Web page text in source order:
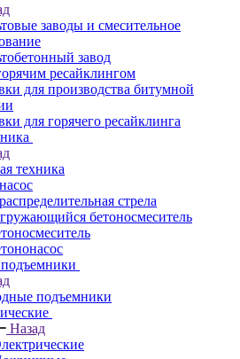
заводы и смесительное
завод
ресайклингом
для производства битумной
для горячего ресайклинга
техника
стрела
бетоносмеситель
подъемники
Назад